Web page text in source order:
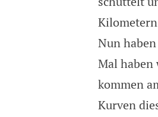
Nun
Mal haben
kommen
Kurven